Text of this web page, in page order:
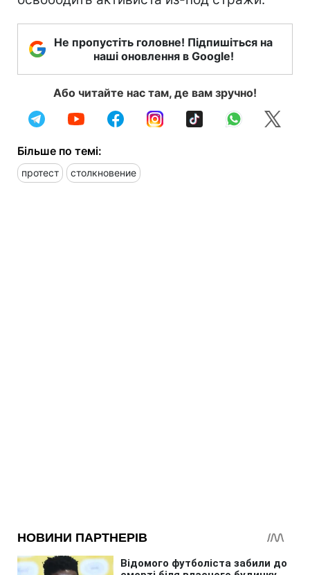
Не пропустіть головне! Підпишіться на
наші оновлення в Google!
Або читайте нас там, де вам зручно!
Більше по темі:
протест столкновение